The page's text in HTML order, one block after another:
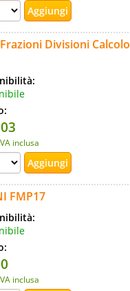
Divisioni Calcolo
inclusa
FMP17
inclusa